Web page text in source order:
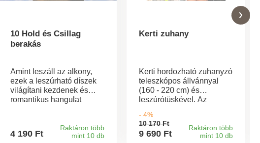
10 Hold és Csillag
berakás
Amint leszáll az alkony,
ezek a leszúrható díszek
világítani kezdenek és
romantikus hangulat
4 190 Ft
Raktáron több
mint 10 db
Kerti zuhany
Kerti hordozható zuhanyzó
teleszkópos állvánnyal
(160 - 220 cm) és
leszúrótüskével. Az
állítható magasságú és
stabil. A csatlakozók
kompatibilisek a szokásos
- 4%
10 170 Ft
9 690 Ft
Raktáron több
mint 10 db